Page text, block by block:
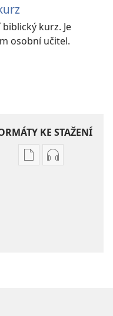
kurz. Je
osobní učitel.
KE STAŽENÍ
FormátyFormáty